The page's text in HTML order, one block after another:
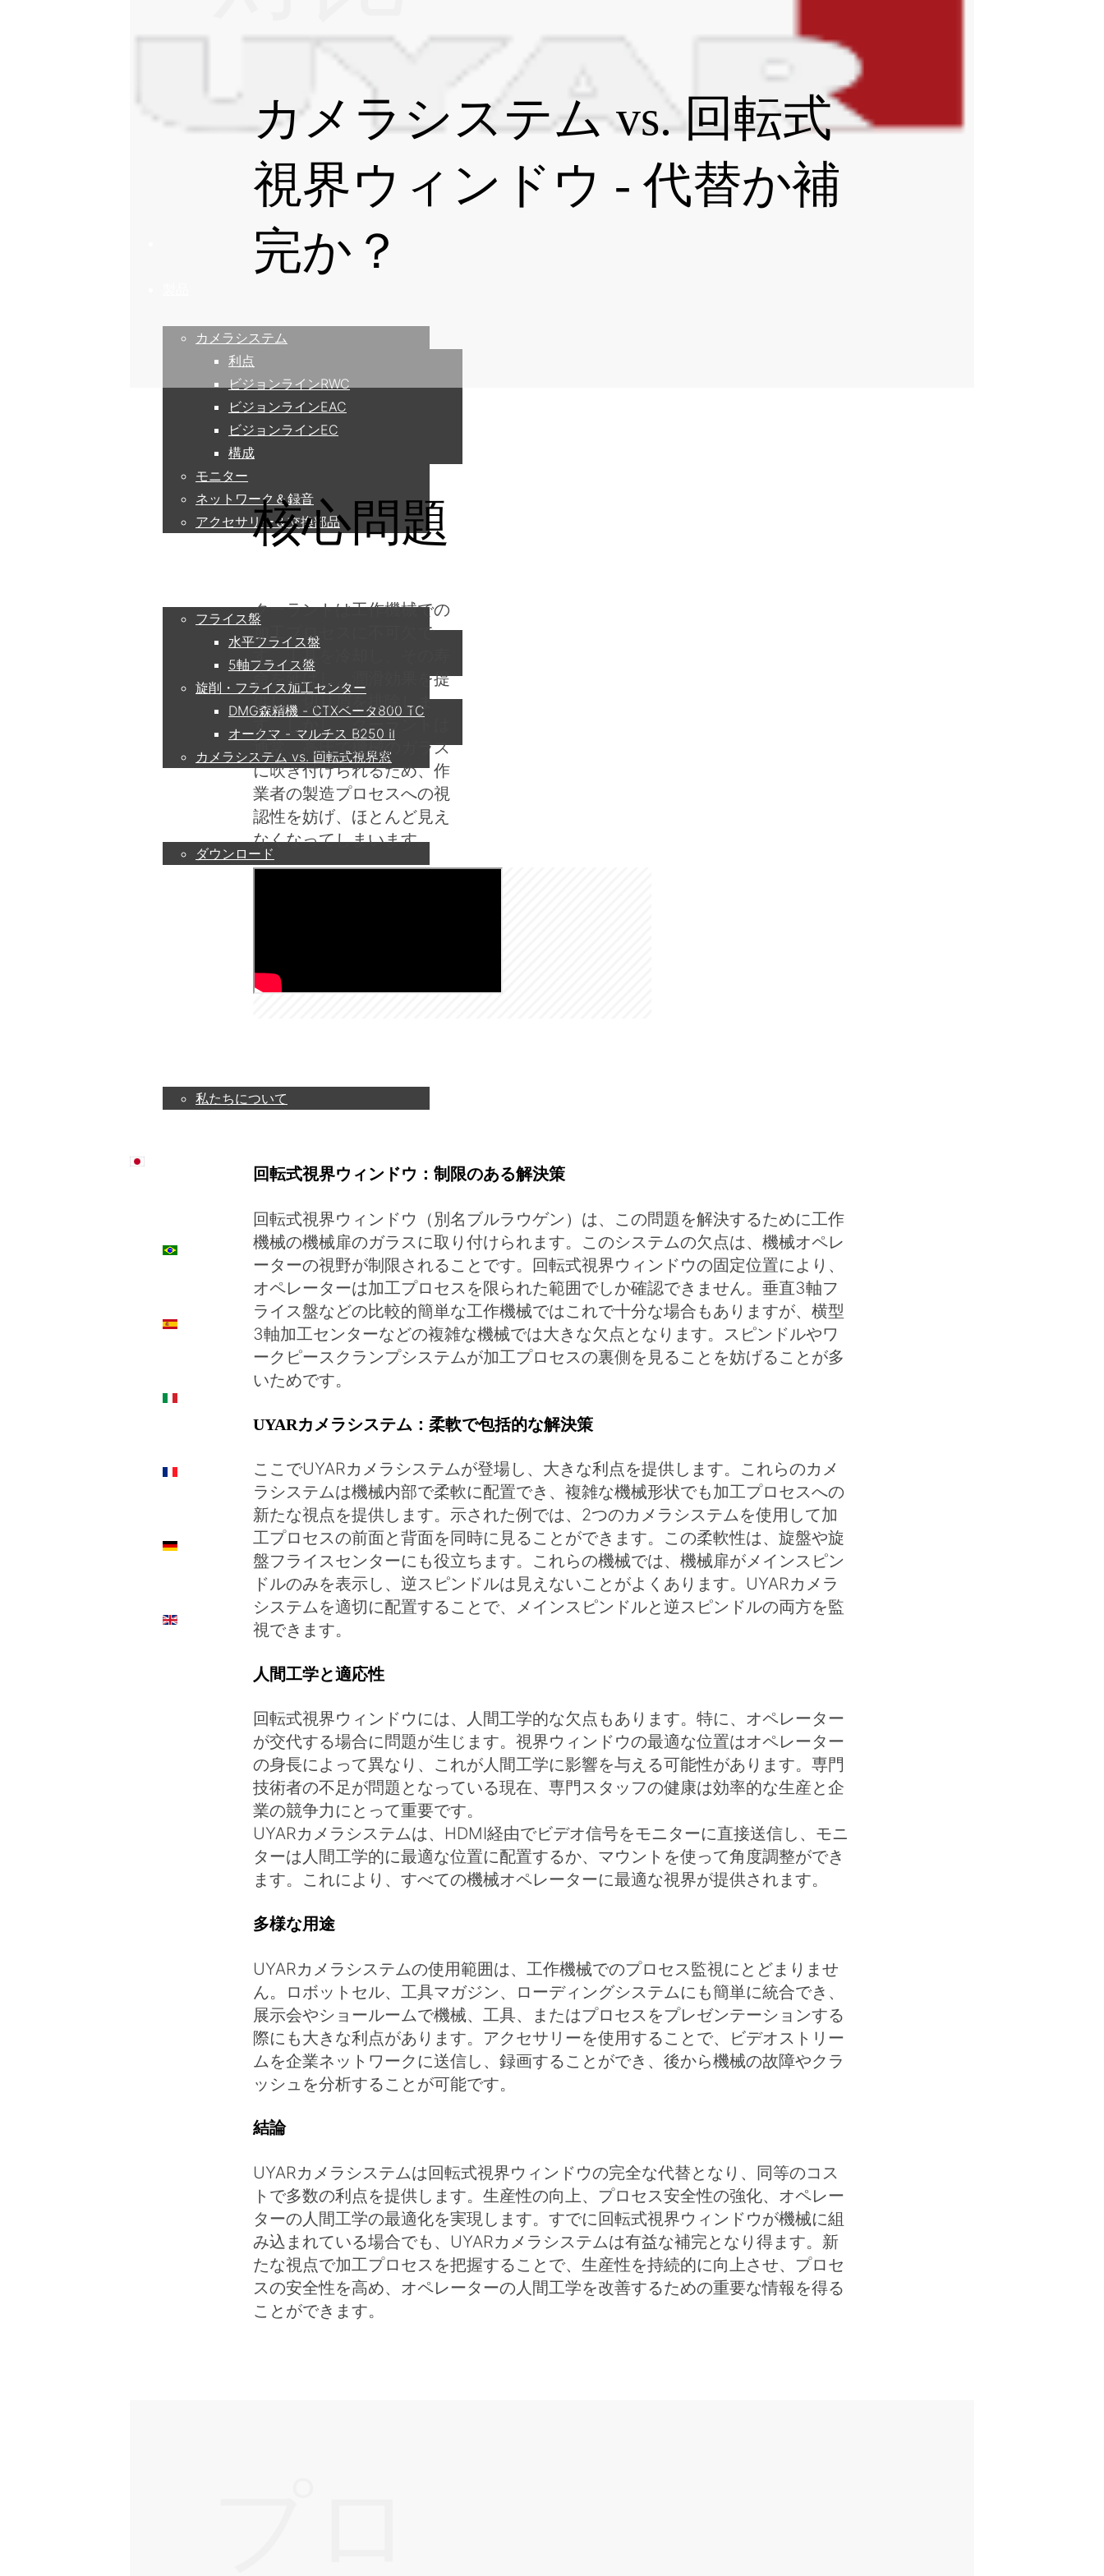
カメラシステム
利点
ビジョンラインRWC
ビジョンラインEAC
ビジョンラインEC
構成
モニター
ネットワーク＆録音
アクセサリー＆交換部品
フライス盤
水平フライス盤
5軸フライス盤
旋削・フライス加工センター
DMG森精機 - CTXベータ800 TC
オークマ - マルチス B250 II
カメラシステム vs. 回転式視界窓
ダウンロード
私たちについて
カメラシステム vs. 回転式
視界ウィンドウ - 代替か補
完か？
核心問題
クーラントは工作機械での
加工プロセスに不可欠で
す。工具を冷却し、その寿
命を延ばし、潤滑効果を提
供し、切り屑を排除しま
す。しかし、クーラントは
通常、高圧で機械のガラス
に吹き付けられるため、作
業者の製造プロセスへの視
認性を妨げ、ほとんど見え
なくなってしまいます。
回転式視界ウィンドウ：制限のある解決策
回転式視界ウィンドウ（別名ブルラウゲン）は、この問題を解決するために工作
機械の機械扉のガラスに取り付けられます。このシステムの欠点は、機械オペレ
ーターの視野が制限されることです。回転式視界ウィンドウの固定位置により、
オペレーターは加工プロセスを限られた範囲でしか確認できません。垂直3軸フ
ライス盤などの比較的簡単な工作機械ではこれで十分な場合もありますが、横型
3軸加工センターなどの複雑な機械では大きな欠点となります。スピンドルやワ
ークピースクランプシステムが加工プロセスの裏側を見ることを妨げることが多
いためです。
UYARカメラシステム：柔軟で包括的な解決策
ここでUYARカメラシステムが登場し、大きな利点を提供します。これらのカメ
ラシステムは機械内部で柔軟に配置でき、複雑な機械形状でも加工プロセスへの
新たな視点を提供します。示された例では、2つのカメラシステムを使用して加
工プロセスの前面と背面を同時に見ることができます。この柔軟性は、旋盤や旋
盤フライスセンターにも役立ちます。これらの機械では、機械扉がメインスピン
ドルのみを表示し、逆スピンドルは見えないことがよくあります。UYARカメラ
システムを適切に配置することで、メインスピンドルと逆スピンドルの両方を監
視できます。
人間工学と適応性
回転式視界ウィンドウには、人間工学的な欠点もあります。特に、オペレーター
が交代する場合に問題が生じます。視界ウィンドウの最適な位置はオペレーター
の身長によって異なり、これが人間工学に影響を与える可能性があります。専門
技術者の不足が問題となっている現在、専門スタッフの健康は効率的な生産と企
業の競争力にとって重要です。
UYARカメラシステムは、HDMI経由でビデオ信号をモニターに直接送信し、モニ
ターは人間工学的に最適な位置に配置するか、マウントを使って角度調整ができ
ます。これにより、すべての機械オペレーターに最適な視界が提供されます。
多様な用途
UYARカメラシステムの使用範囲は、工作機械でのプロセス監視にとどまりませ
ん。ロボットセル、工具マガジン、ローディングシステムにも簡単に統合でき、
展示会やショールームで機械、工具、またはプロセスをプレゼンテーションする
際にも大きな利点があります。アクセサリーを使用することで、ビデオストリー
ムを企業ネットワークに送信し、録画することができ、後から機械の故障やクラ
ッシュを分析することが可能です。
結論
UYARカメラシステムは回転式視界ウィンドウの完全な代替となり、同等のコス
トで多数の利点を提供します。生産性の向上、プロセス安全性の強化、オペレー
ターの人間工学の最適化を実現します。すでに回転式視界ウィンドウが機械に組
み込まれている場合でも、UYARカメラシステムは有益な補完となり得ます。新
たな視点で加工プロセスを把握することで、生産性を持続的に向上させ、プロセ
スの安全性を高め、オペレーターの人間工学を改善するための重要な情報を得る
ことができます。